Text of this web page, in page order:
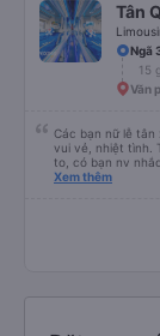
Tân
Ngã
15
Văn
Các bạn nữ lễ tân
vui vẻ, nhiệt tình. Trong chuyến đi của mình có 2 gia đình
to, có bạn nv
xấu thì mình
bạn ấy nha. Nếu
trợ ạ. Số mình
iu còn đổi cho
Xem thêm